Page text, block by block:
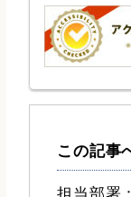
この記事
担当部署